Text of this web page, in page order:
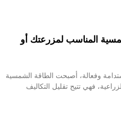
المناسب لمزرعتك أو
وفعالة، أصبحت الطاقة الشمسية
فهي تتيح تقليل التكاليف